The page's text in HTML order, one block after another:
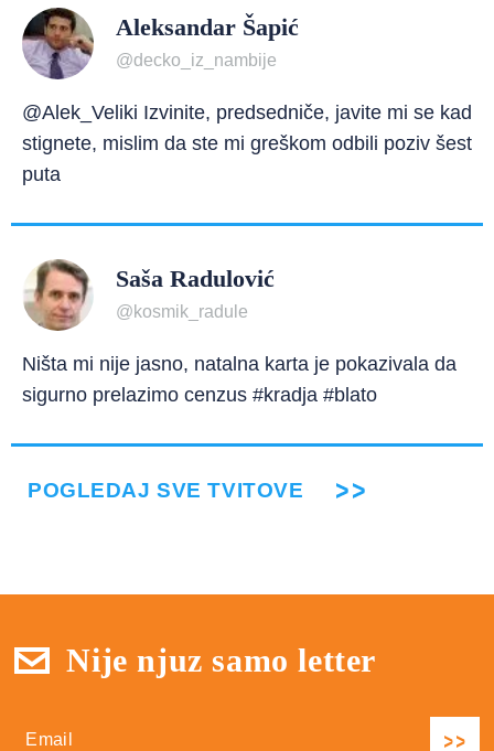
Aleksandar Šapić
@decko_iz_nambije
@Alek_Veliki Izvinite, predsedniče, javite mi se kad
stignete, mislim da ste mi greškom odbili poziv šest
puta
Saša Radulović
@kosmik_radule
Ništa mi nije jasno, natalna karta je pokazivala da
sigurno prelazimo cenzus #kradja #blato
POGLEDAJ SVE TVITOVE
Nije njuz samo letter